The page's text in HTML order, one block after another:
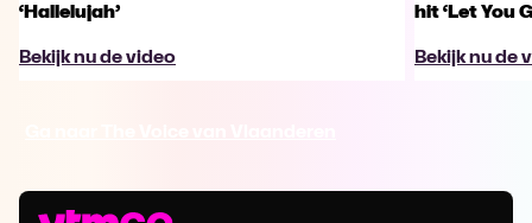
‘Hallelujah’
Bekijk nu de video
hit ‘Let You
Bekijk nu de